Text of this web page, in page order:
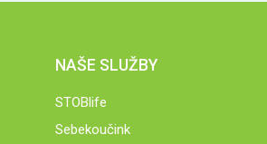
NAŠE SLUŽBY
STOBlife
Sebekoučink